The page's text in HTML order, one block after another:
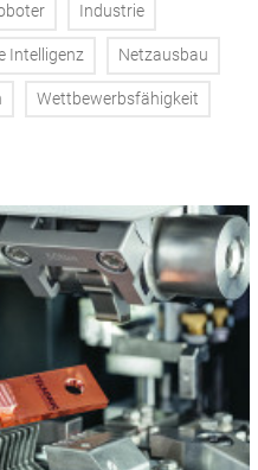
Industrie
Intelligenz Netzausbau
Wettbewerbsfähigkeit